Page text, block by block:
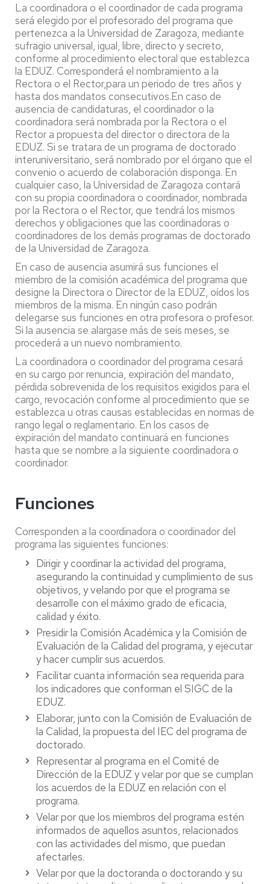
La coordinadora o el coordinador de cada programa
será elegido por el profesorado del programa que
pertenezca a la Universidad de Zaragoza, mediante
sufragio universal, igual, libre, directo y secreto,
conforme al procedimiento electoral que establezca
la EDUZ. Corresponderá el nombramiento a la
Rectora o el Rector,para un periodo de tres años y
hasta dos mandatos consecutivos.En caso de
ausencia de candidaturas, el coordinador o la
coordinadora será nombrada por la Rectora o el
Rector a propuesta del director o directora de la
EDUZ. Si se tratara de un programa de doctorado
interuniversitario, será nombrado por el órgano que el
convenio o acuerdo de colaboración disponga. En
cualquier caso, la Universidad de Zaragoza contará
con su propia coordinadora o coordinador, nombrada
por la Rectora o el Rector, que tendrá los mismos
derechos y obligaciones que las coordinadoras o
coordinadores de los demás programas de doctorado
de la Universidad de Zaragoza.
En caso de ausencia asumirá sus funciones el
miembro de la comisión académica del programa que
designe la Directora o Director de la EDUZ, oídos los
miembros de la misma. En ningún caso podrán
delegarse sus funciones en otra profesora o profesor.
Si la ausencia se alargase más de seis meses, se
procederá a un nuevo nombramiento.
La coordinadora o coordinador del programa cesará
en su cargo por renuncia, expiración del mandato,
pérdida sobrevenida de los requisitos exigidos para el
cargo, revocación conforme al procedimiento que se
establezca u otras causas establecidas en normas de
rango legal o reglamentario. En los casos de
expiración del mandato continuará en funciones
hasta que se nombre a la siguiente coordinadora o
coordinador.
Funciones
Corresponden a la coordinadora o coordinador del
programa las siguientes funciones:
Dirigir y coordinar la actividad del programa,
asegurando la continuidad y cumplimiento de sus
objetivos, y velando por que el programa se
desarrolle con el máximo grado de eficacia,
calidad y éxito.
Presidir la Comisión Académica y la Comisión de
Evaluación de la Calidad del programa, y ejecutar
y hacer cumplir sus acuerdos.
Facilitar cuanta información sea requerida para
los indicadores que conforman el SIGC de la
EDUZ.
Elaborar, junto con la Comisión de Evaluación de
la Calidad, la propuesta del IEC del programa de
doctorado.
Representar al programa en el Comité de
Dirección de la EDUZ y velar por que se cumplan
los acuerdos de la EDUZ en relación con el
programa.
Velar por que los miembros del programa estén
informados de aquellos asuntos, relacionados
con las actividades del mismo, que puedan
afectarles.
Velar por que la doctoranda o doctorando y su